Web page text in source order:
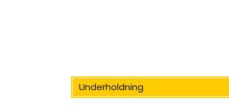
Underholdning